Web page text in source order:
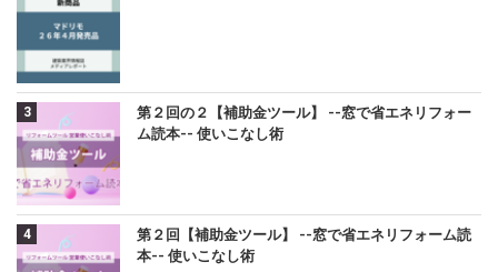
第２回の２【補助金ツール】 --窓で省エネリフォー
ム読本-- 使いこなし術
第２回【補助金ツール】 --窓で省エネリフォーム読
本-- 使いこなし術